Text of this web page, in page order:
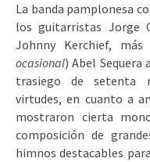
La banda pamplonesa
los guitarristas Jorge
Johnny Kerchief,
ocasional) Abel
trasiego de setenta
virtudes, en cuanto a
mostraron cierta
composición de
himnos destacables